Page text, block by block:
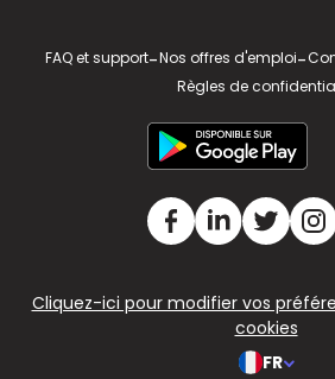
FAQ et support-Nos offres d'emploi-
Règles de
Cliquez-ici pour modifier vos
cookies
FR